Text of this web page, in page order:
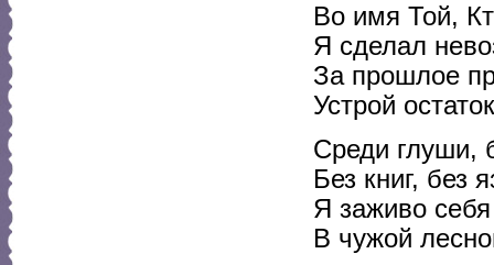
Во имя Той,
Я сделал
За прошлое
Устрой
Среди глуши,
Без книг, без
Я заживо
В чужой